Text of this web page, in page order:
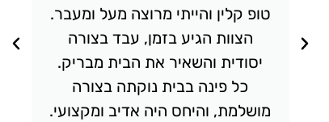
טופ קלין והייתי מרוצה מעל ומעבר.
הצוות הגיע בזמן, עבד בצורה
יסודית והשאיר את הבית מבריק.
כל פינה בבית נוקתה בצורה
מושלמת, והיחס היה אדיב ומקצועי.